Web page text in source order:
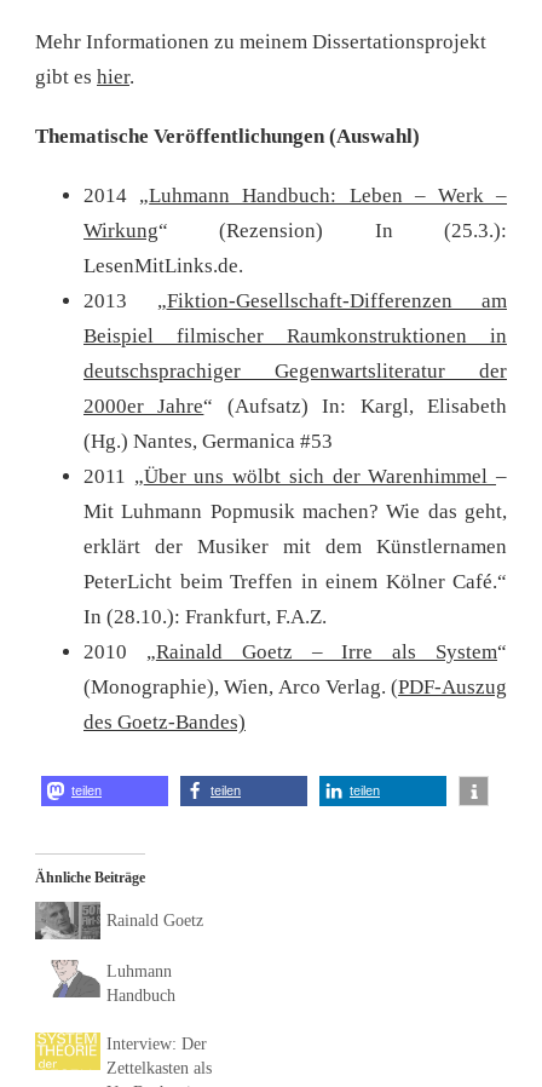
Mehr Informationen zu meinem Dissertationsprojekt
gibt es hier.
Thematische Veröffentlichungen (Auswahl)
2014 „Luhmann Handbuch: Leben – Werk –
Wirkung“ (Rezension) In (25.3.):
LesenMitLinks.de.
2013 „Fiktion-Gesellschaft-Differenzen am
Beispiel filmischer Raumkonstruktionen in
deutschsprachiger Gegenwartsliteratur der
2000er Jahre“ (Aufsatz) In: Kargl, Elisabeth
(Hg.) Nantes, Germanica #53
2011 „Über uns wölbt sich der Warenhimmel–
Mit Luhmann Popmusik machen? Wie das geht,
erklärt der Musiker mit dem Künstlernamen
PeterLicht beim Treffen in einem Kölner Café.“
In (28.10.): Frankfurt, F.A.Z.
2010 „Rainald Goetz – Irre als System“
(Monographie), Wien, Arco Verlag. (PDF-Auszug
des Goetz-Bandes)
teilen teilen teilen
Ähnliche Beiträge
Rainald Goetz
Luhmann
Handbuch
Interview: Der
Zettelkasten als